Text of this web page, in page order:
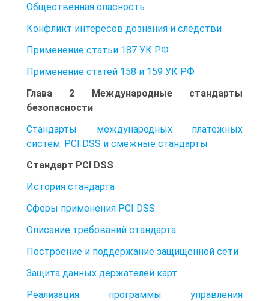
Общественная опасность
Конфликт интересов дознания и следстви
Применение статьи 187 УК РФ
Применение статей 158 и 159 УК РФ
Глава 2 Международные стандарты
безопасности
Стандарты международных платежных
систем: PCI DSS и смежные стандарты
Стандарт PCI DSS
История стандарта
Сферы применения PCI DSS
Описание требований стандарта
Построение и поддержание защищенной сети
Защита данных держателей карт
Реализация программы управления